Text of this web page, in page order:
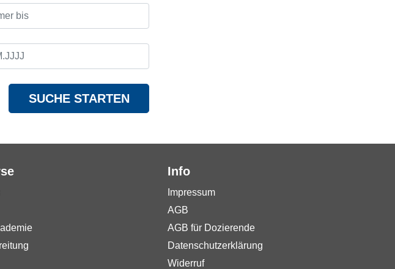
SUCHE STARTEN
Info
Impressum
AGB
AGB für Dozierende
Datenschutzerklärung
Widerruf